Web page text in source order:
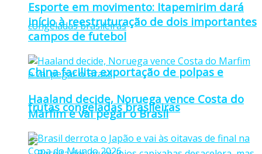
China facilita exportação de polpas e
frutas congeladas brasileiras
Esporte em movimento: Itapemirim dará
início à reestruturação de dois importantes
campos de futebol
Haaland decide, Noruega vence Costa do
Marfim e vai pegar o Brasil